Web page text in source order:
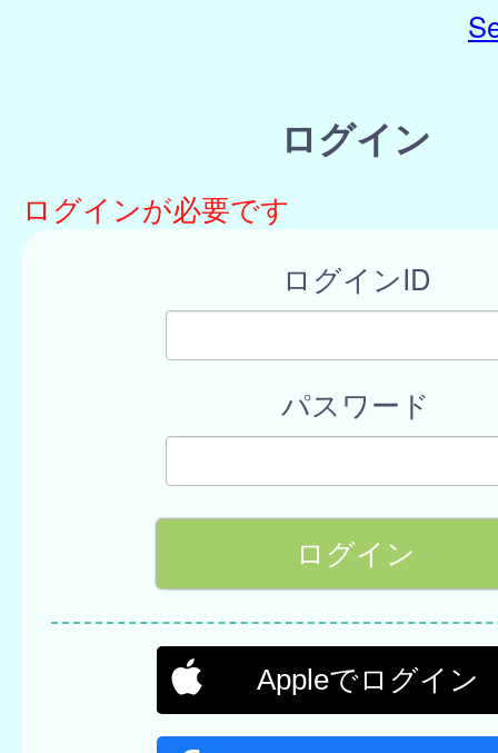
ログイン
ログインが必要です
ログインID
パスワード
Appleでログイン